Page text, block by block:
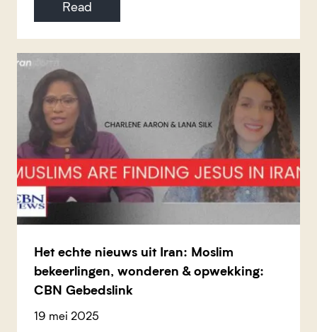
Read
Het echte nieuws uit Iran: Moslim
bekeerlingen, wonderen & opwekking:
CBN Gebedslink
19 mei 2025